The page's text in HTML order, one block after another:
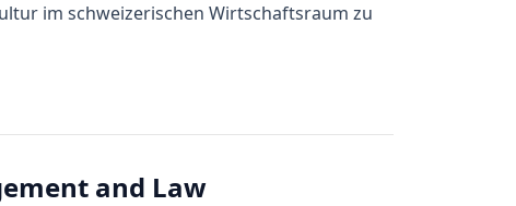
im schweizerischen Wirtschaftsraum zu
and Law